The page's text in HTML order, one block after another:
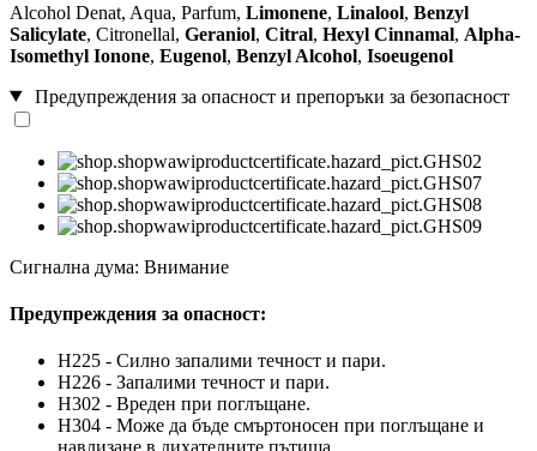
Alcohol Denat, Aqua, Parfum, Limonene, Linalool, Benzyl
Salicylate, Citronellal, Geraniol, Citral, Hexyl Cinnamal, Alpha-
Isomethyl Ionone, Eugenol, Benzyl Alcohol, Isoeugenol
Предупреждения за опасност и препоръки за безопасност
Сигнална дума: Внимание
Предупреждения за опасност:
H225 - Силно запалими течност и пари.
H226 - Запалими течност и пари.
H302 - Вреден при поглъщане.
H304 - Може да бъде смъртоносен при поглъщане и